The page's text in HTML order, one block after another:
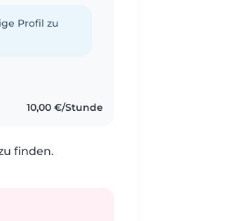
Profil zu
10,00 €/Stunde
finden.